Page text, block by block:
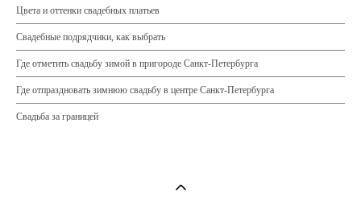
Цвета и оттенки свадебных платьев
Свадебные подрядчики, как выбрать
Где отметить свадьбу зимой в пригороде Санкт-Петербурга
Где отпраздновать зимнюю свадьбу в центре Санкт-Петербурга
Свадьба за границей